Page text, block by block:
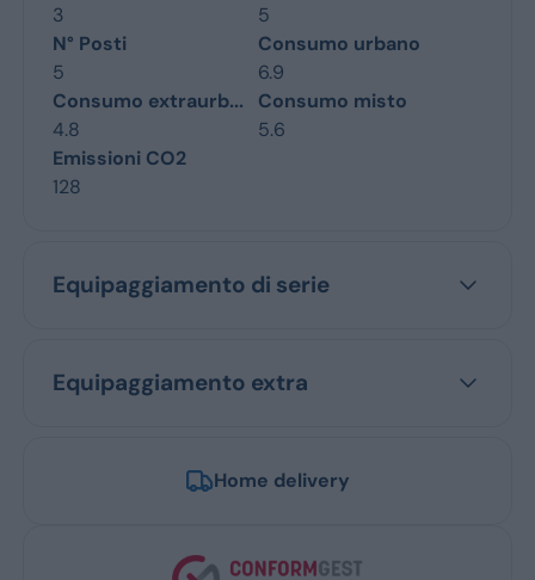
3
5
N° Posti
5
Consumo urbano
6.9
Consumo extraurb...
4.8
Consumo misto
5.6
Emissioni CO2
128
Equipaggiamento di serie
Equipaggiamento extra
Home delivery